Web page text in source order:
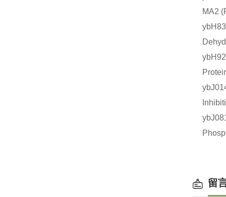
MA2
留